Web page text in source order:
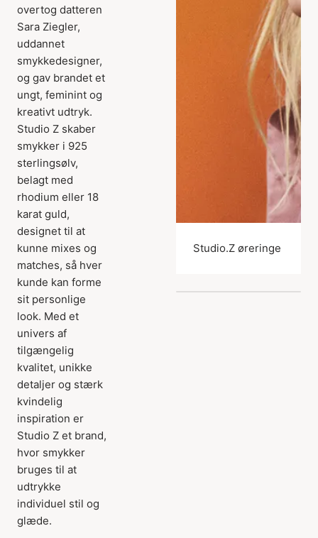
overtog datteren
Sara Ziegler,
uddannet
smykkedesigner,
og gav brandet et
ungt, feminint og
kreativt udtryk.
Studio Z skaber
smykker i 925
sterlingsølv,
belagt med
rhodium eller 18
karat guld,
designet til at
kunne mixes og
matches, så hver
kunde kan forme
sit personlige
look. Med et
univers af
tilgængelig
kvalitet, unikke
detaljer og stærk
kvindelig
inspiration er
Studio Z et brand,
hvor smykker
bruges til at
udtrykke
individuel stil og
glæde.
Studio.Z øreringe